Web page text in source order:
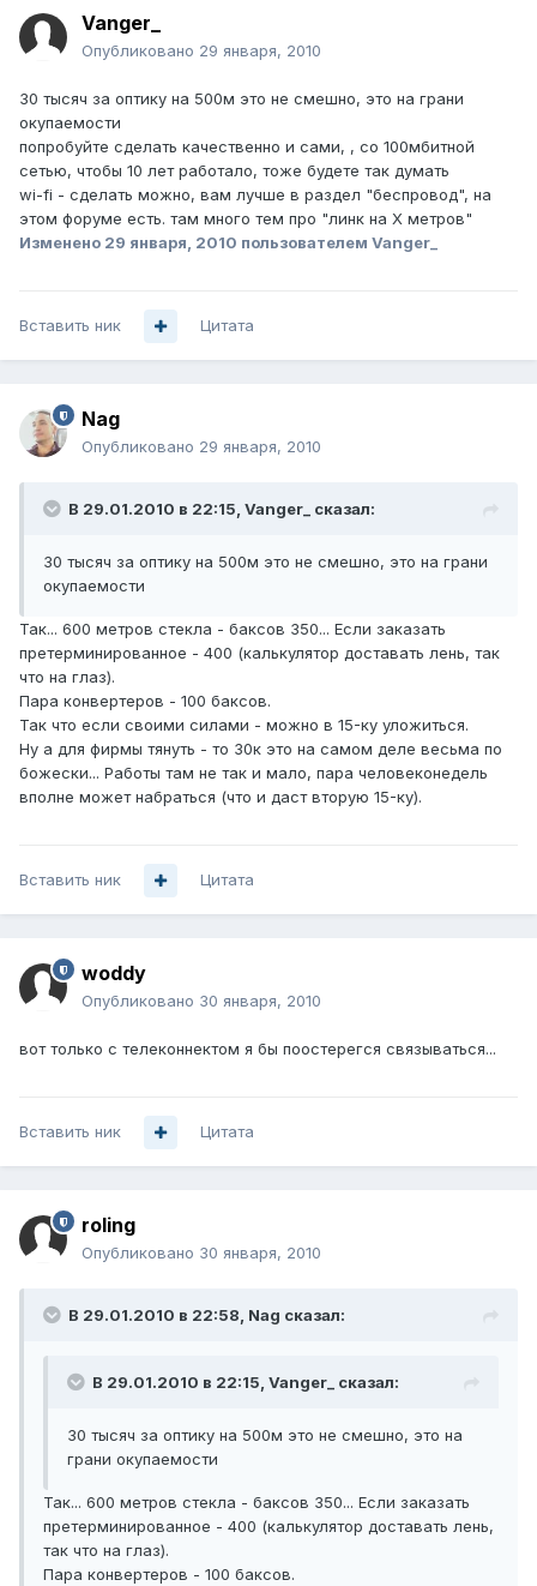
Vanger_
Опубликовано 29 января, 2010
30 тысяч за оптику на 500м это не смешно, это на грани
окупаемости
попробуйте сделать качественно и сами, , со 100мбитной
сетью, чтобы 10 лет работало, тоже будете так думать
wi-fi - сделать можно, вам лучше в раздел "беспровод", на
этом форуме есть. там много тем про "линк на Х метров"
Изменено 29 января, 2010 пользователем Vanger_
Вставить ник Цитата
Nag
Опубликовано 29 января, 2010
В 29.01.2010 в 22:15, Vanger_ сказал:
30 тысяч за оптику на 500м это не смешно, это на грани
окупаемости
Так... 600 метров стекла - баксов 350... Если заказать
претерминированное - 400 (калькулятор доставать лень, так
что на глаз).
Пара конвертеров - 100 баксов.
Так что если своими силами - можно в 15-ку уложиться.
Ну а для фирмы тянуть - то 30к это на самом деле весьма по
божески... Работы там не так и мало, пара человеконедель
вполне может набраться (что и даст вторую 15-ку).
Вставить ник Цитата
woddy
Опубликовано 30 января, 2010
вот только с телеконнектом я бы поостерегся связываться...
Вставить ник Цитата
roling
Опубликовано 30 января, 2010
В 29.01.2010 в 22:58, Nag сказал:
В 29.01.2010 в 22:15, Vanger_ сказал:
30 тысяч за оптику на 500м это не смешно, это на
грани окупаемости
Так... 600 метров стекла - баксов 350... Если заказать
претерминированное - 400 (калькулятор доставать лень,
так что на глаз).
Пара конвертеров - 100 баксов.